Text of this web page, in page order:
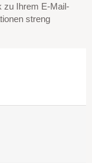
zu Ihrem E-Mail-
streng